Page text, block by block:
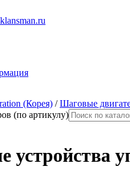
(Корея) /Шаговые
(по артикулу)
устройства